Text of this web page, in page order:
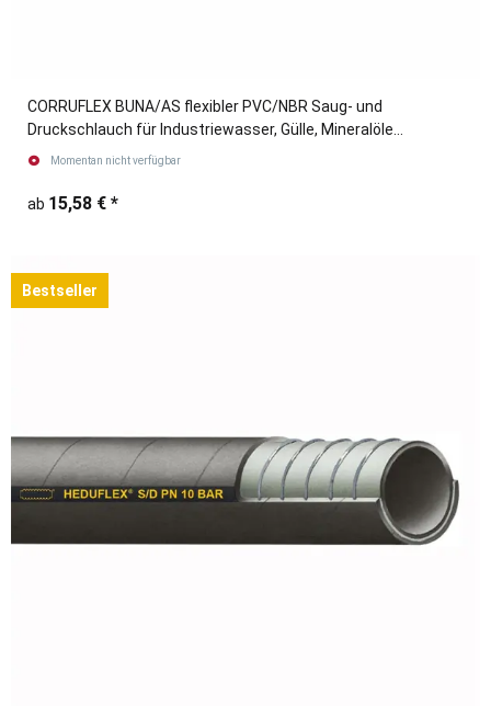
CORRUFLEX BUNA/AS flexibler PVC/NBR Saug- und
Druckschlauch für Industriewasser, Gülle, Mineralöle
blau/schwarz
Momentan nicht verfügbar
ab 15,58 € *
Bestseller